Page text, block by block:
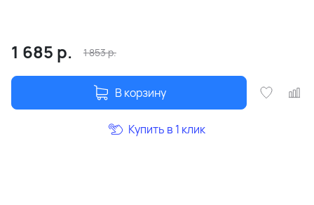
1 685 р. 1 853р.
В корзину
Купить в 1 клик